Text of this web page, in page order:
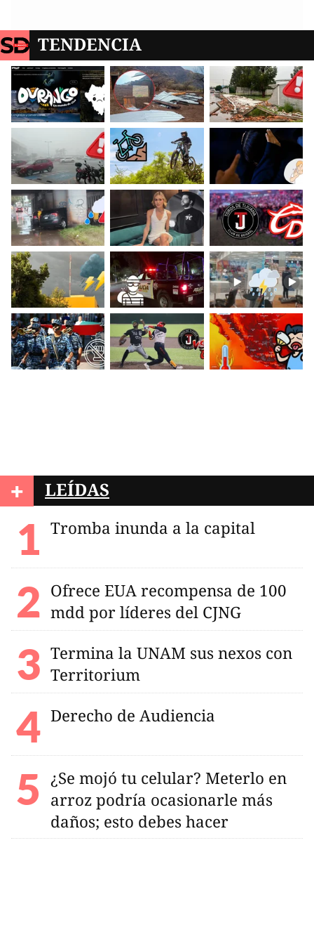
TENDENCIA
+ LEÍDAS
Tromba inunda a la capital
Ofrece EUA recompensa de 100
mdd por líderes del CJNG
Termina la UNAM sus nexos con
Territorium
Derecho de Audiencia
¿Se mojó tu celular? Meterlo en
arroz podría ocasionarle más
daños; esto debes hacer